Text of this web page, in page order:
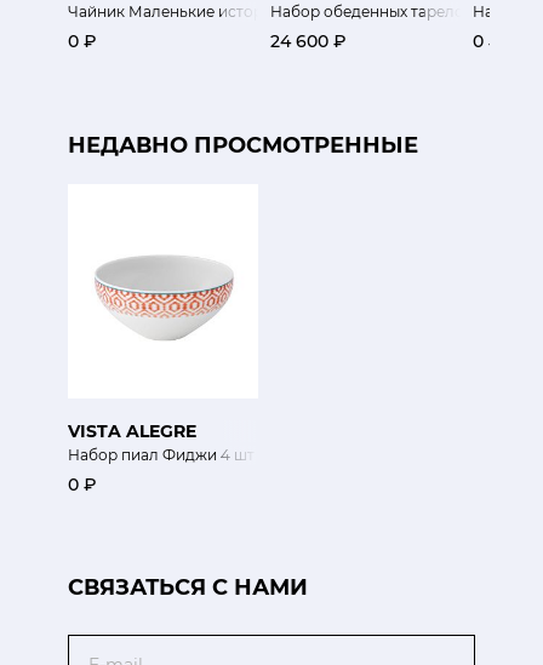
Чайник Маленькие истории
0 ₽
Набор обеденных тарелок Майя 6
24 600 ₽
Набор
0 ₽
НЕДАВНО ПРОСМОТРЕННЫЕ
VISTA ALEGRE
Набор пиал Фиджи 4 шт
0 ₽
CВЯЗАТЬСЯ С НАМИ